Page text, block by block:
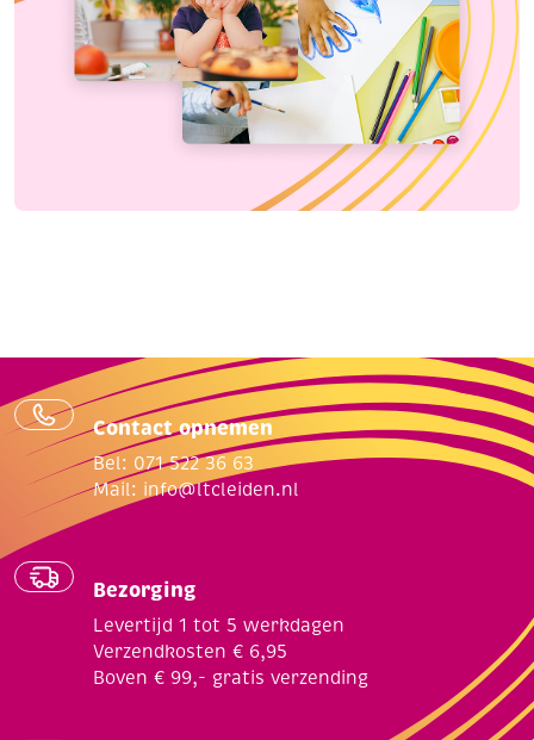
Contact opnemen
Bel: 071 522 36 63
Mail: info@ltcleiden.nl
Bezorging
Levertijd 1 tot 5 werkdagen
Verzendkosten € 6,95
Boven € 99,- gratis verzending